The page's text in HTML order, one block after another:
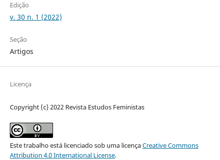
Edição
v. 30 n. 1 (2022)
Seção
Artigos
Licença
Copyright (c) 2022 Revista Estudos Feministas
Este trabalho está licenciado sob uma licençaCreative Commons
Attribution 4.0 International License.